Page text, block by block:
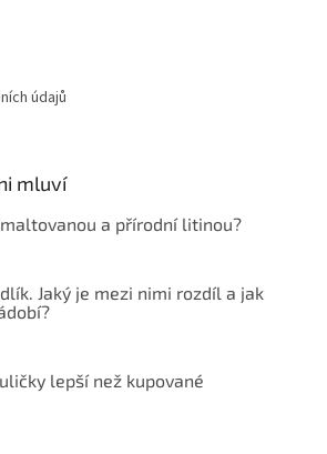
údajů
mluví
a přírodní litinou?
Jaký je mezi nimi rozdíl a jak
lepší než kupované